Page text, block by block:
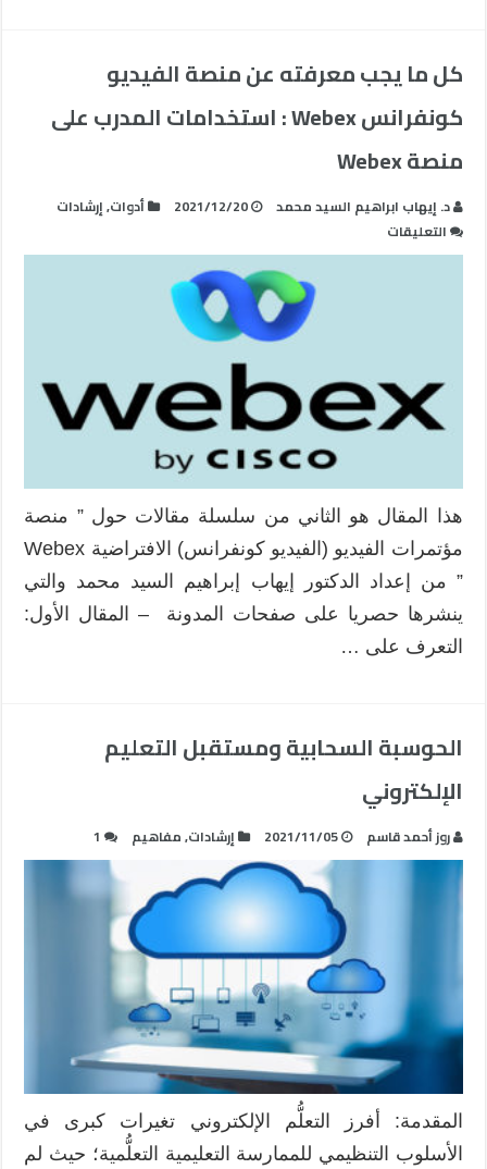
كل ما يجب معرفته عن منصة الفيديو
كونفرانس Webex : استخدامات المدرب على
منصة Webex
د. إيهاب ابراهيم السيد محمد 2021/12/20 أدوات,إرشادات
التعليقات
كل
منصة
الفيديو
كونفرانس
استخدامات
المدرب
على
منصة
Webex
مغلقة
هذا المقال هو الثاني من سلسلة مقالات حول ” منصة
مؤتمرات الفيديو (الفيديو كونفرانس) الافتراضية Webex
” من إعداد الدكتور إيهاب إبراهيم السيد محمد والتي
ينشرها حصريا على صفحات المدونة – المقال الأول:
التعرف على …
الحوسبة السحابية ومستقبل التعليم
الإلكتروني
روز أحمد قاسم 2021/11/05 إرشادات,مفاهيم 1
المقدمة: أفرز التعلُّم الإلكتروني تغيرات كبرى في
الأسلوب التنظيمي للممارسة التعليمية التعلُّمية؛ حيث لم